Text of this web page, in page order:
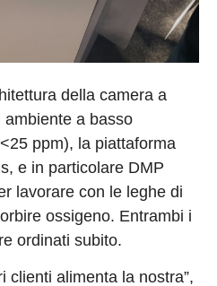
della camera a
a basso
ppm), la piattaforma
e in particolare DMP
lavorare con le leghe di
ossigeno. Entrambi i
ordinati subito.
clienti alimenta la nostra”,